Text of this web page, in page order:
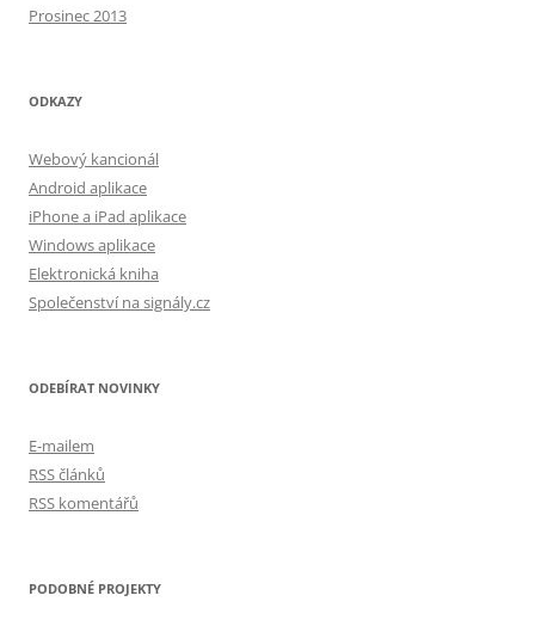
Prosinec 2013
ODKAZY
Webový kancionál
Android aplikace
iPhone a iPad aplikace
Windows aplikace
Elektronická kniha
Společenství na signály.cz
ODEBÍRAT NOVINKY
E-mailem
RSS článků
RSS komentářů
PODOBNÉ PROJEKTY